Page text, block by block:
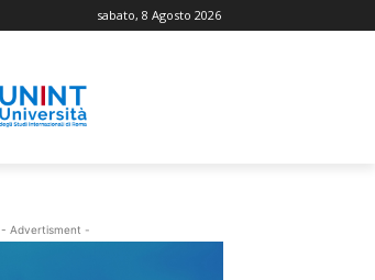
sabato, 8 Agosto 2026
- Advertisment -